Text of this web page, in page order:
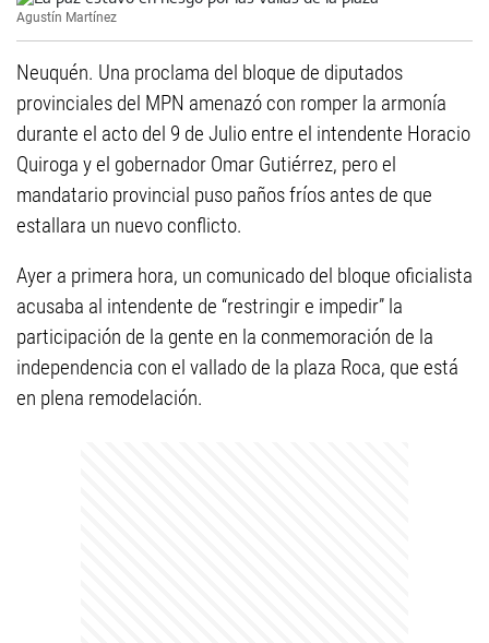
Agustín Martínez
Neuquén. Una proclama del bloque de diputados
provinciales del MPN amenazó con romper la armonía
durante el acto del 9 de Julio entre el intendente Horacio
Quiroga y el gobernador Omar Gutiérrez, pero el
mandatario provincial puso paños fríos antes de que
estallara un nuevo conflicto.
Ayer a primera hora, un comunicado del bloque oficialista
acusaba al intendente de “restringir e impedir” la
participación de la gente en la conmemoración de la
independencia con el vallado de la plaza Roca, que está
en plena remodelación.